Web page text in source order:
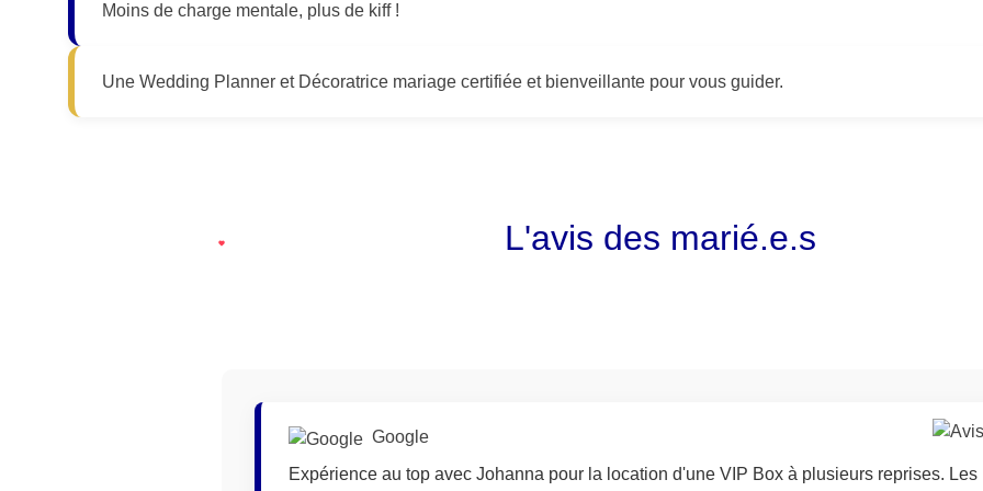
Moins de charge mentale, plus de kiff !
Une Wedding Planner et Décoratrice mariage certifiée et bienveillante pour vous guider.
L'avis des marié.e.s
Google
Expérience au top avec Johanna pour la location d'une VIP Box à plusieurs reprises. Les